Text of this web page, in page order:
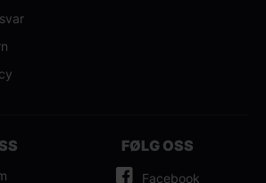
FØLG OSS
Facebook